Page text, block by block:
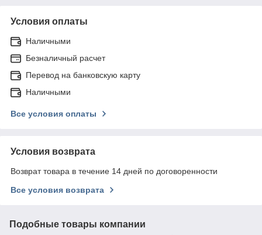
Условия оплаты
Наличными
Безналичный расчет
Перевод на банковскую карту
Наличными
Все условия оплаты
Условия возврата
Возврат товара в течение 14 дней по договоренности
Все условия возврата
Подобные товары компании